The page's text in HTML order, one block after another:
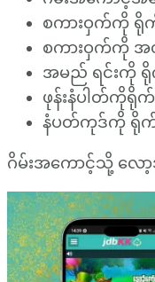
စကားဝှက်ကို ရို
စကားဝှက်ကို အ
အမည် ရင်းကို
ဖုန်းနံပါတ်ကိုရို
နံပတ်ကုဒ်ကို ရိုက်
ဂိမ်းအကောင့်သို့ လော့